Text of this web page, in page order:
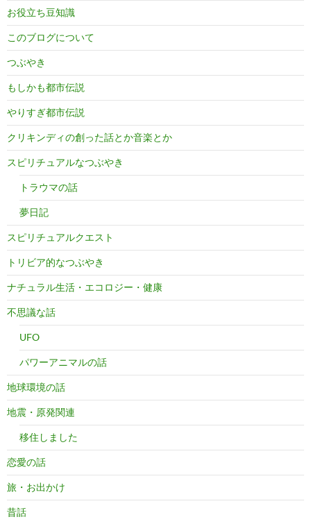
お役立ち豆知識
このブログについて
つぶやき
もしかも都市伝説
やりすぎ都市伝説
クリキンディの創った話とか音楽とか
スピリチュアルなつぶやき
トラウマの話
夢日記
スピリチュアルクエスト
トリビア的なつぶやき
ナチュラル生活・エコロジー・健康
不思議な話
UFO
パワーアニマルの話
地球環境の話
地震・原発関連
移住しました
恋愛の話
旅・お出かけ
昔話